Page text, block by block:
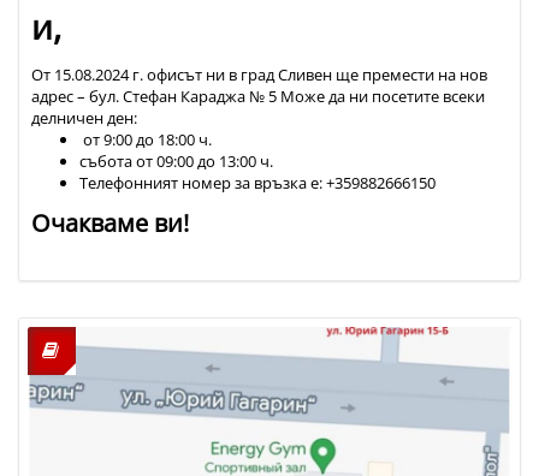
и,
От 15.08.2024 г. офисът ни в град Сливен ще премести на нов
адрес – бул. Стефан Караджа № 5 Може да ни посетите всеки
делничен ден:
от 9:00 до 18:00 ч.
събота от 09:00 до 13:00 ч.
Телефонният номер за връзка е: +359882666150
Очакваме ви!